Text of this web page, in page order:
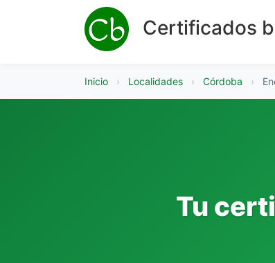
Certificados
Inicio › Localidades › Córdoba ›
Tu